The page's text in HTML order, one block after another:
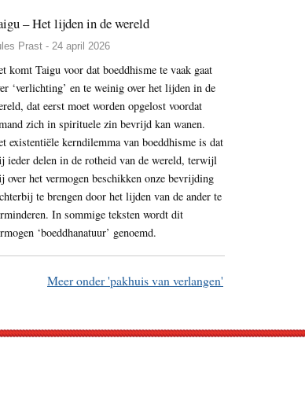
– Het lijden in de wereld
Prast - 24 april 2026
komt Taigu voor dat boeddhisme te vaak gaat
‘verlichting’ en te weinig over het lijden in de
dat eerst moet worden opgelost voordat
zich in spirituele zin bevrijd kan wanen.
existentiële kerndilemma van boeddhisme is dat
ieder delen in de rotheid van de wereld, terwijl
over het vermogen beschikken onze bevrijding
te brengen door het lijden van de ander te
In sommige teksten wordt dit
‘boeddhanatuur’ genoemd.
Meer onder 'pakhuis van verlangen'